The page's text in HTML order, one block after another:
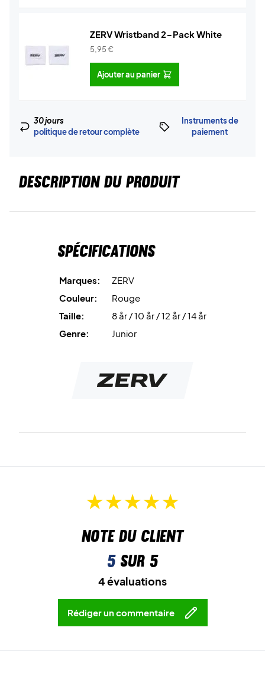
ZERV Wristband 2-Pack White
5,95€
Ajouter au panier
30 jours
politique de retour complète
Instruments de
paiement
DESCRIPTION DU PRODUIT
Spécifications
Marques:
ZERV
Couleur:
Rouge
Taille:
8 år / 10 år / 12 år / 14 år
Genre:
Junior
Note du client
5sur 5
4 évaluations
Rédiger un commentaire